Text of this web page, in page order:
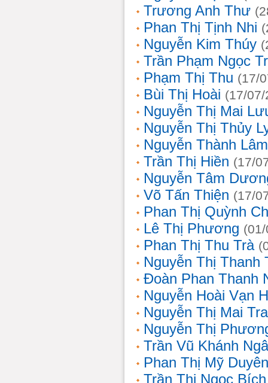
Trương Anh Thư
Phan Thị Tịnh Nhi
Nguyễn Kim Thúy
Trần Phạm Ngọc
Phạm Thị Thu (17/
Bùi Thị Hoài (17/
Nguyễn Thị Mai
Nguyễn Thị Thủy
Nguyễn Thành Lâm
Trần Thị Hiền (17/
Nguyễn Tâm
Võ Tấn Thiện (17/
Phan Thị Quỳnh
Lê Thị Phương
Phan Thị Thu Trà
Nguyễn Thị Thanh
Đoàn Phan Thanh
Nguyễn Hoài Vạn
Nguyễn Thị Mai
Nguyễn Thị
Trần Vũ Khánh
Phan Thị Mỹ Duyên
Trần Thị Ngọc Bích